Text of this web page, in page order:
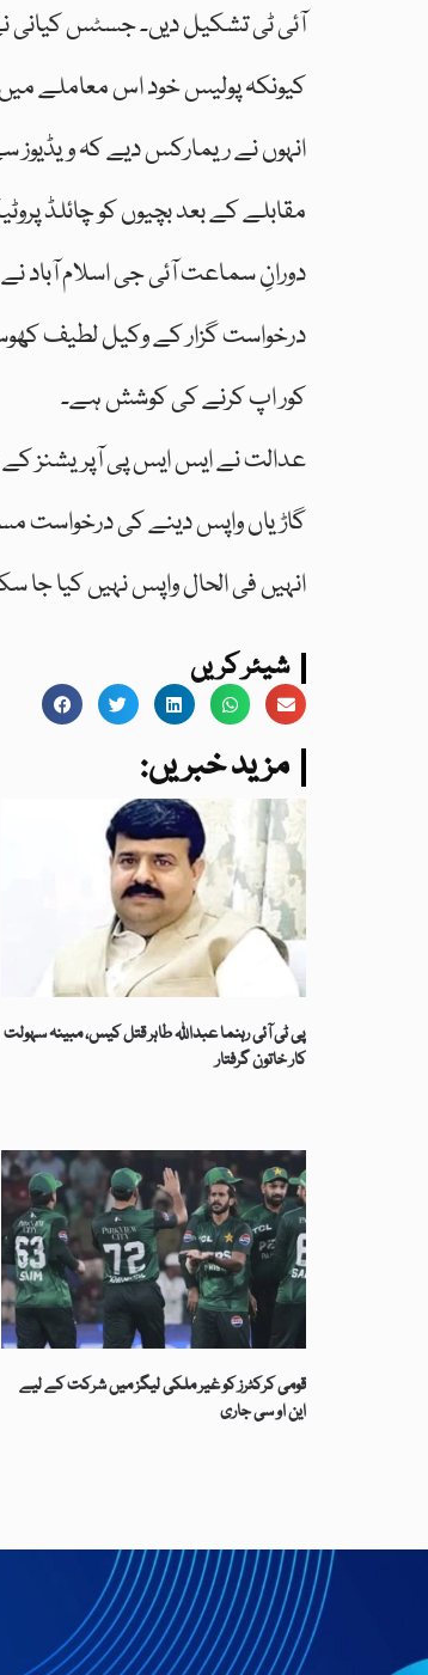
آئی ٹی تشکیل دیں۔ جسٹس
کیونکہ پولیس خود اس معاملے
انہوں نے ریمارکس دیے کہ ویڈیوز
مقابلے کے بعد بچیوں کو چائلڈ
دورانِ سماعت آئی جی اسلام آباد
درخواست گزار کے وکیل لطیف
کور اپ کرنے کی کوشش ہے۔
عدالت نے ایس ایس پی آپریشنز
گاڑیاں واپس دینے کی درخواست
انہیں فی الحال واپس نہیں کیا
شیئر کریں
:مزید خبریں
پی ٹی آئی رہنما عبداللہ طاہر قتل کیس، مبینہ سہولت
کار خاتون گرفتار
قومی کرکٹرز کو غیر ملکی لیگز میں شرکت کے لیے
این او سی جاری